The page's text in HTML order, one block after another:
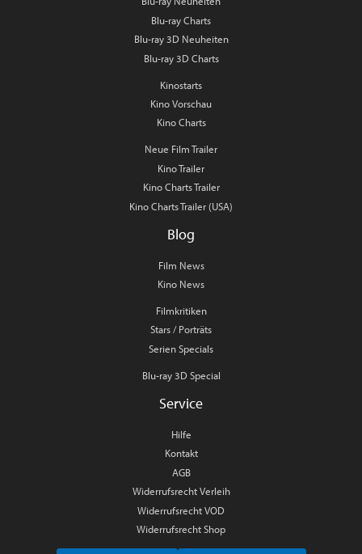
Blu-ray Charts
Blu-ray 3D Neuheiten
Blu-ray 3D Charts
Kinostarts
Kino Vorschau
Kino Charts
Neue Film Trailer
Kino Trailer
Kino Charts Trailer
Kino Charts Trailer (USA)
Blog
Film News
Kino News
Filmkritiken
Stars / Porträts
Serien Specials
Blu-ray 3D Special
Service
Hilfe
Kontakt
AGB
Widerrufsrecht Verleih
Widerrufsrecht VOD
Widerrufsrecht Shop